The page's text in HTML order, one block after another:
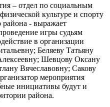
– отдел по социальным
культуре и спорту
района - выражает
игры судьям
в организации
Беляеву Татьяну
Шевцову Оксану
Вячеславовну; Сакову
мероприятия
инициативы будут и
района.